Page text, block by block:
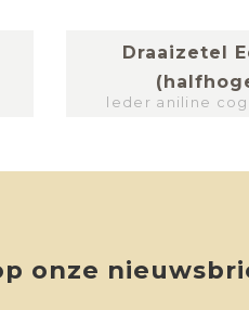
Draaizetel
leder aniline
onze